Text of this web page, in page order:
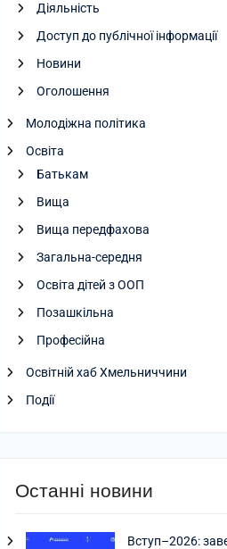
Діяльність
Доступ до публічної інформації
Новини
Оголошення
Молодіжна політика
Освіта
Батькам
Вища
Вища передфахова
Загальна-середня
Освіта дітей з ООП
Позашкільна
Професійна
Освітній хаб Хмельниччини
Події
Останні новини
Вступ–2026: